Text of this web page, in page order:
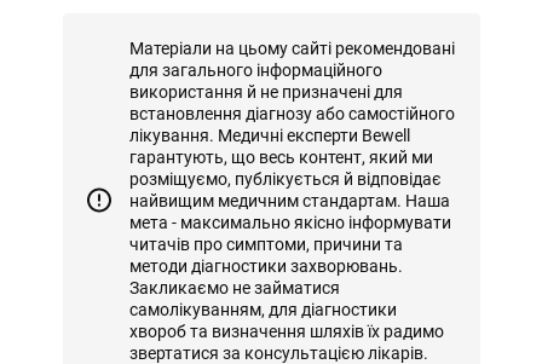
Матеріали на цьому сайті рекомендовані
для загального інформаційного
використання й не призначені для
встановлення діагнозу або самостійного
лікування. Медичні експерти Bewell
гарантують, що весь контент, який ми
розміщуємо, публікується й відповідає
найвищим медичним стандартам. Наша
мета - максимально якісно інформувати
читачів про симптоми, причини та
методи діагностики захворювань.
Закликаємо не займатися
самолікуванням, для діагностики
хвороб та визначення шляхів їх радимо
звертатися за консультацією лікарів.